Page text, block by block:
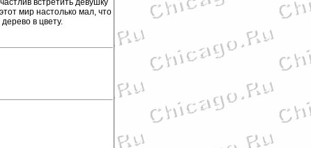
встретить девушку
мир настолько мал, что
в цвету.